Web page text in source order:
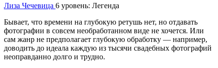
Лиза Чечевица 6 уровень: Легенда
Бывает, что времени на глубокую ретушь нет, но отдавать
фотографии в совсем необработанном виде не хочется. Или
сам жанр не предполагает глубокую обработку — например,
доводить до идеала каждую из тысячи свадебных фотографий
неоправданно долго и трудно.